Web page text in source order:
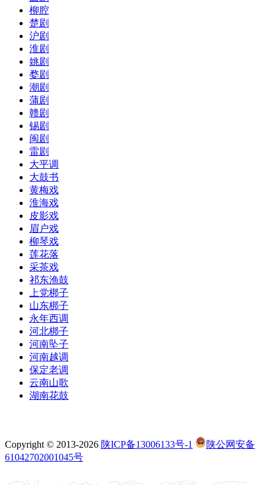
柳腔
楚剧
沪剧
淮剧
姚剧
婺剧
潮剧
蒲剧
赣剧
锡剧
闽剧
雷剧
大平调
大鼓书
黄梅戏
淮海戏
皮影戏
眉户戏
柳琴戏
莲花落
采茶戏
祁东渔鼓
上党梆子
山东梆子
永年西调
河北梆子
河南坠子
河南越调
保定老调
云南山歌
湖南花鼓
Copyright © 2013-2026 陕ICP备13006133号-1
陕公网安备
61042702001045号